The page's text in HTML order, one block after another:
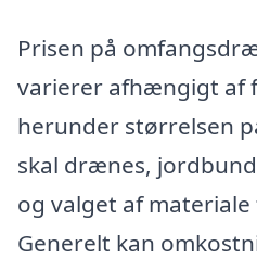
Prisen på
varierer afhængigt af
herunder størrelsen
skal drænes,
og valget af
Generelt kan